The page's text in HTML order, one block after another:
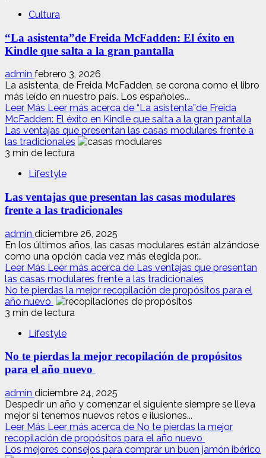
Cultura
“La asistenta”de Freida McFadden: El éxito en
Kindle que salta a la gran pantalla
admin febrero 3, 2026
La asistenta, de Freida McFadden, se corona como el libro
más leído en nuestro país. Los españoles...
Leer Más Leer más acerca de “La asistenta”de Freida
McFadden: El éxito en Kindle que salta a la gran pantalla
Las ventajas que presentan las casas modulares frente a
las tradicionales
3 min de lectura
Lifestyle
Las ventajas que presentan las casas modulares
frente a las tradicionales
admin diciembre 26, 2025
En los últimos años, las casas modulares están alzándose
como una opción cada vez más elegida por...
Leer Más Leer más acerca de Las ventajas que presentan
las casas modulares frente a las tradicionales
No te pierdas la mejor recopilación de propósitos para el
año nuevo
3 min de lectura
Lifestyle
No te pierdas la mejor recopilación de propósitos
para el año nuevo
admin diciembre 24, 2025
Despedir un año y comenzar el siguiente siempre se lleva
mejor si tenemos nuevos retos e ilusiones...
Leer Más Leer más acerca de No te pierdas la mejor
recopilación de propósitos para el año nuevo
Los mejores consejos para comprar un buen jamón ibérico